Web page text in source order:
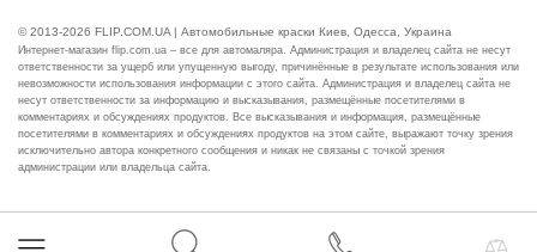
© 2013-2026 FLIP.COM.UA | Автомобильные краски Киев, Одесса, Украина
Интернет-магазин flip.com.ua – все для автомаляра. Администрация и владелец сайта не несут
ответственности за ущерб или упущенную выгоду, причинённые в результате использования или
невозможности использования информации с этого сайта. Администрация и владелец сайта не
несут ответственности за информацию и высказывания, размещённые посетителями в
комментариях и обсуждениях продуктов. Все высказывания и информация, размещённые
посетителями в комментариях и обсуждениях продуктов на этом сайте, выражают точку зрения
исключительно автора конкретного сообщения и никак не связаны с точкой зрения
администрации или владельца сайта.